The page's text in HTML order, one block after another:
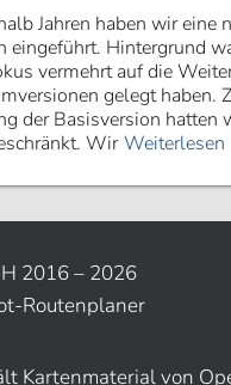
Jahren haben wir eine
eingeführt. Hintergrund
vermehrt auf die
gelegt haben.
der Basisversion hatten
Wir Weiterlesen
2016 – 2026
Routenplaner
Kartenmaterial von